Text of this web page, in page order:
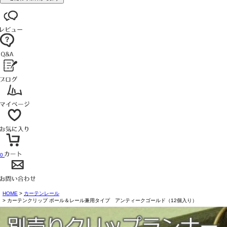
0
HOME
カーテンレール
カーテンクリップ ポール＆レール兼用タイプ アンティークゴールド（12個入り）